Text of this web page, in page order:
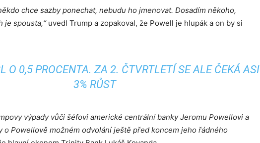
chce sazby ponechat, nebudu ho jmenovat. Dosadím někoho,
je spousta,“uvedl Trump a zopakoval, že Powell je hlupák a on by si
O 0,5 PROCENTA. ZA 2. ČTVRTLETÍ SE ALE ČEKÁ ASI
3% RŮST
výpady vůči šéfovi americké centrální banky Jeromu Powellovi a
o Powellově možném odvolání ještě před koncem jeho řádného